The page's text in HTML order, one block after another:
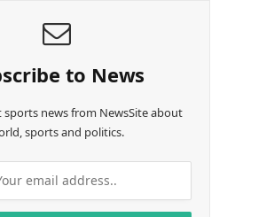
to News
sports news from NewsSite about
sports and politics.